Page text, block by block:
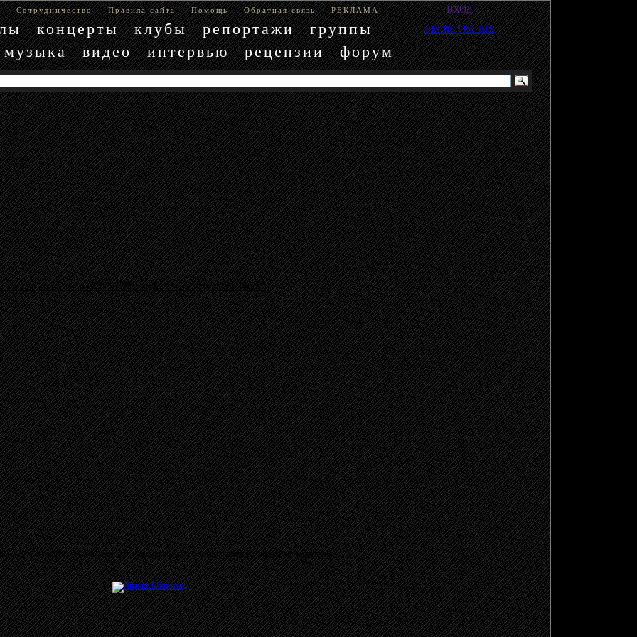
Сотрудничество Правила сайта Помощь Обратная связь РЕКЛАМА
концерты клубы репортажи
группы
музыка
видео интервью рецензии форум
ВХОД
РЕГИСТРАЦИЯ
ad-slot" => "4397029779", :style => "display:inline-block"}
- 2026 MetalRus. Материалы сайта защищены авторским правом. Копирование запрещено.